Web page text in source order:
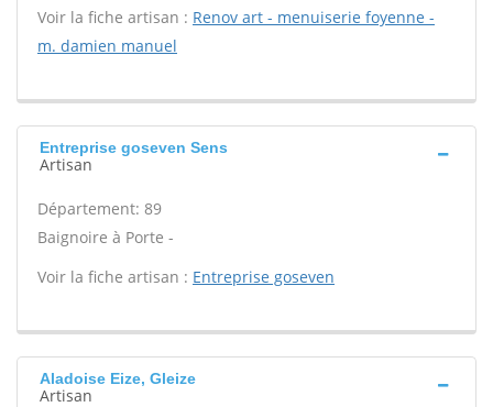
Voir la fiche artisan : Renov art - menuiserie foyenne -
m. damien manuel
Entreprise goseven Sens
Artisan
Département: 89
Baignoire à Porte -
Voir la fiche artisan : Entreprise goseven
Aladoise Eize, Gleize
Artisan